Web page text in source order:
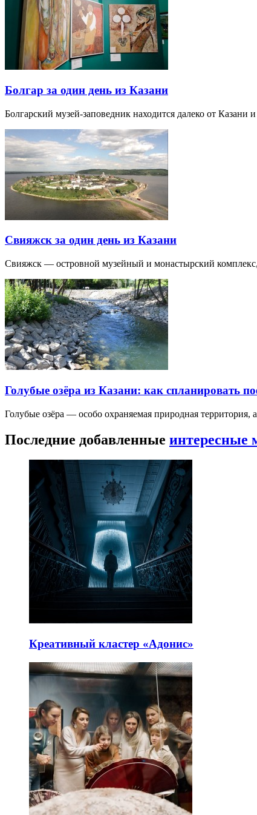
Болгар за один день из Казани
Болгарский музей-заповедник находится далеко от
Свияжск за один день из Казани
Свияжск — островной музейный и монастырский
Голубые озёра из Казани: как спланировать
Голубые озёра — особо охраняемая природная
Последние добавленные интересные
Креативный кластер «Адонис»